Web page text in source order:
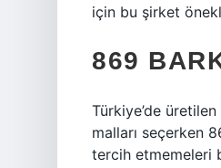
için bu şirket
869
Türkiye’de üretilen
malları seçerken
tercih etmemeleri